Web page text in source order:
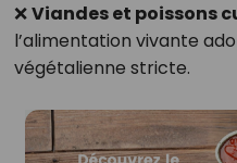
❌Viandes et poissons
l’alimentation vivante
végétalienne stricte.